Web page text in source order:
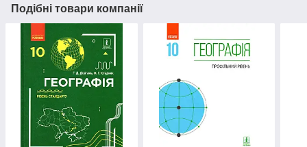
Подібні товари компанії